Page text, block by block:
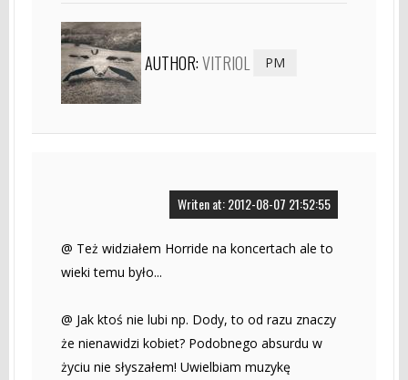
AUTHOR:VITRIOL PM
Writen at: 2012-08-07 21:52:55
@ Też widziałem Horride na koncertach ale to
wieki temu było...
@ Jak ktoś nie lubi np. Dody, to od razu znaczy
że nienawidzi kobiet? Podobnego absurdu w
życiu nie słyszałem! Uwielbiam muzykę